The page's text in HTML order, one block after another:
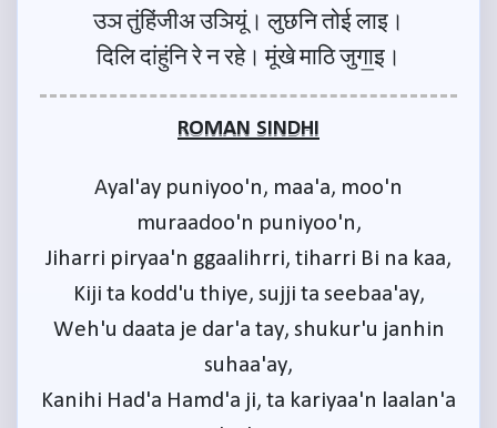
उञ तुंहिंजीअ उञियूं। लुछनि तोई लाइ।
दिलि दांहुंनि रे न रहे। मूंखे माठि जुगा॒इ।
ROMAN SINDHI
Ayal'ay puniyoo'n, maa'a, moo'n
muraadoo'n puniyoo'n,
Jiharri piryaa'n ggaalihrri, tiharri Bi na kaa,
Kiji ta kodd'u thiye, sujji ta seebaa'ay,
Weh'u daata je dar'a tay, shukur'u janhin
suhaa'ay,
Kanihi Had'a Hamd'a ji, ta kariyaa'n laalan'a